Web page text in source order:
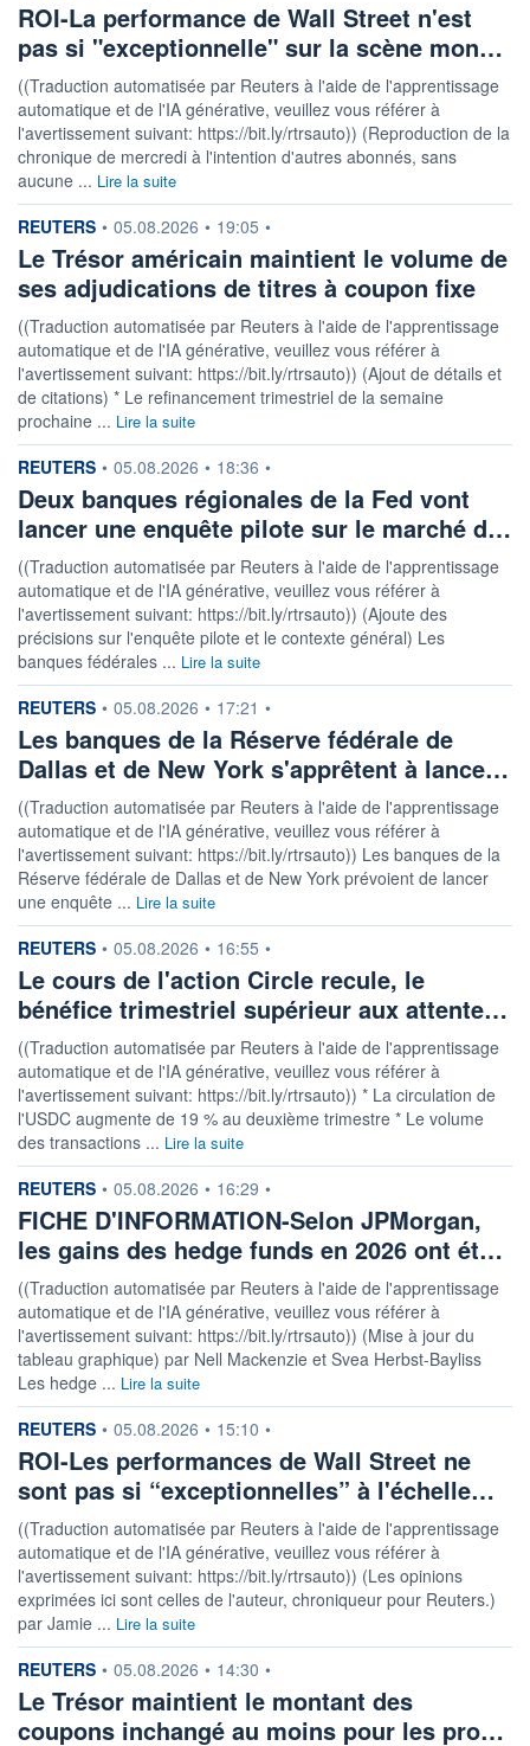
30,9536 +0,86%
+ PORTEFEUILLE + LISTE
ROI-La performance de Wall Street n'est
pas si "exceptionnelle" sur la scène mon…
((Traduction automatisée par Reuters à l'aide de l'apprentissage
automatique et de l'IA générative, veuillez vous référer à
l'avertissement suivant: https://bit.ly/rtrsauto)) (Reproduction de la
chronique de mercredi à l'intention d'autres abonnés, sans
aucune ... Lire la suite
information fournie par
REUTERS • 05.08.2026 • 19:05 •
Le Trésor américain maintient le volume de
ses adjudications de titres à coupon fixe
((Traduction automatisée par Reuters à l'aide de l'apprentissage
automatique et de l'IA générative, veuillez vous référer à
l'avertissement suivant: https://bit.ly/rtrsauto)) (Ajout de détails et
de citations) * Le refinancement trimestriel de la semaine
prochaine ... Lire la suite
information fournie par
REUTERS • 05.08.2026 • 18:36 •
Deux banques régionales de la Fed vont
lancer une enquête pilote sur le marché d…
((Traduction automatisée par Reuters à l'aide de l'apprentissage
automatique et de l'IA générative, veuillez vous référer à
l'avertissement suivant: https://bit.ly/rtrsauto)) (Ajoute des
précisions sur l'enquête pilote et le contexte général) Les
banques fédérales ... Lire la suite
information fournie par
REUTERS • 05.08.2026 • 17:21 •
Les banques de la Réserve fédérale de
Dallas et de New York s'apprêtent à lance…
((Traduction automatisée par Reuters à l'aide de l'apprentissage
automatique et de l'IA générative, veuillez vous référer à
l'avertissement suivant: https://bit.ly/rtrsauto)) Les banques de la
Réserve fédérale de Dallas et de New York prévoient de lancer
une enquête ... Lire la suite
information fournie par
REUTERS • 05.08.2026 • 16:55 •
Le cours de l'action Circle recule, le
bénéfice trimestriel supérieur aux attente…
((Traduction automatisée par Reuters à l'aide de l'apprentissage
automatique et de l'IA générative, veuillez vous référer à
l'avertissement suivant: https://bit.ly/rtrsauto)) * La circulation de
l'USDC augmente de 19 % au deuxième trimestre * Le volume
des transactions ... Lire la suite
information fournie par
REUTERS • 05.08.2026 • 16:29 •
FICHE D'INFORMATION-Selon JPMorgan,
les gains des hedge funds en 2026 ont ét…
((Traduction automatisée par Reuters à l'aide de l'apprentissage
automatique et de l'IA générative, veuillez vous référer à
l'avertissement suivant: https://bit.ly/rtrsauto)) (Mise à jour du
tableau graphique) par Nell Mackenzie et Svea Herbst-Bayliss
Les hedge ... Lire la suite
information fournie par
REUTERS • 05.08.2026 • 15:10 •
ROI-Les performances de Wall Street ne
sont pas si “exceptionnelles” à l'échelle…
((Traduction automatisée par Reuters à l'aide de l'apprentissage
automatique et de l'IA générative, veuillez vous référer à
l'avertissement suivant: https://bit.ly/rtrsauto)) (Les opinions
exprimées ici sont celles de l'auteur, chroniqueur pour Reuters.)
par Jamie ... Lire la suite
information fournie par
REUTERS • 05.08.2026 • 14:30 •
Le Trésor maintient le montant des
coupons inchangé au moins pour les pro…